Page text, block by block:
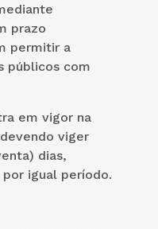
prazo
permitir a
públicos com
em vigor na
viger
dias,
igual período.